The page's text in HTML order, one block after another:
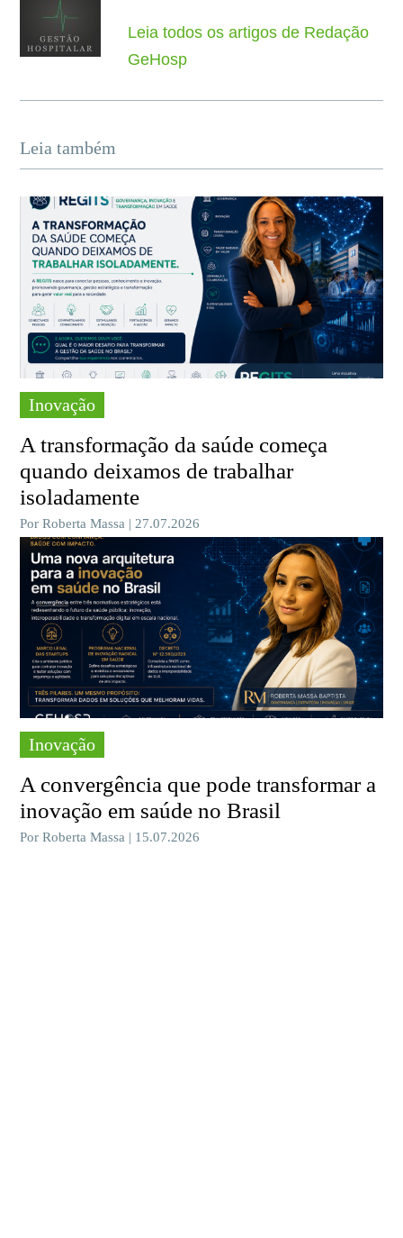
Leia todos os artigos de Redação
GeHosp
Leia também
Inovação
A transformação da saúde começa
quando deixamos de trabalhar
isoladamente
Por Roberta Massa | 27.07.2026
Inovação
A convergência que pode transformar a
inovação em saúde no Brasil
Por Roberta Massa | 15.07.2026